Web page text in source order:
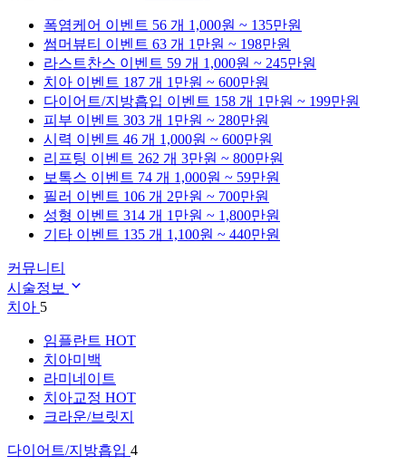
폭염케어 이벤트 56 개 1,000원 ~ 135만원
썸머뷰티 이벤트 63 개 1만원 ~ 198만원
라스트찬스 이벤트 59 개 1,000원 ~ 245만원
치아 이벤트 187 개 1만원 ~ 600만원
다이어트/지방흡입 이벤트 158 개 1만원 ~ 199만원
피부 이벤트 303 개 1만원 ~ 280만원
시력 이벤트 46 개 1,000원 ~ 600만원
리프팅 이벤트 262 개 3만원 ~ 800만원
보톡스 이벤트 74 개 1,000원 ~ 59만원
필러 이벤트 106 개 2만원 ~ 700만원
성형 이벤트 314 개 1만원 ~ 1,800만원
기타 이벤트 135 개 1,100원 ~ 440만원
커뮤니티
시술정보
치아 5
임플란트 HOT
치아미백
라미네이트
치아교정 HOT
크라운/브릿지
다이어트/지방흡입 4